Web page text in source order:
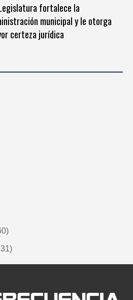
fortalece la
municipal y le otorga
certeza jurídica